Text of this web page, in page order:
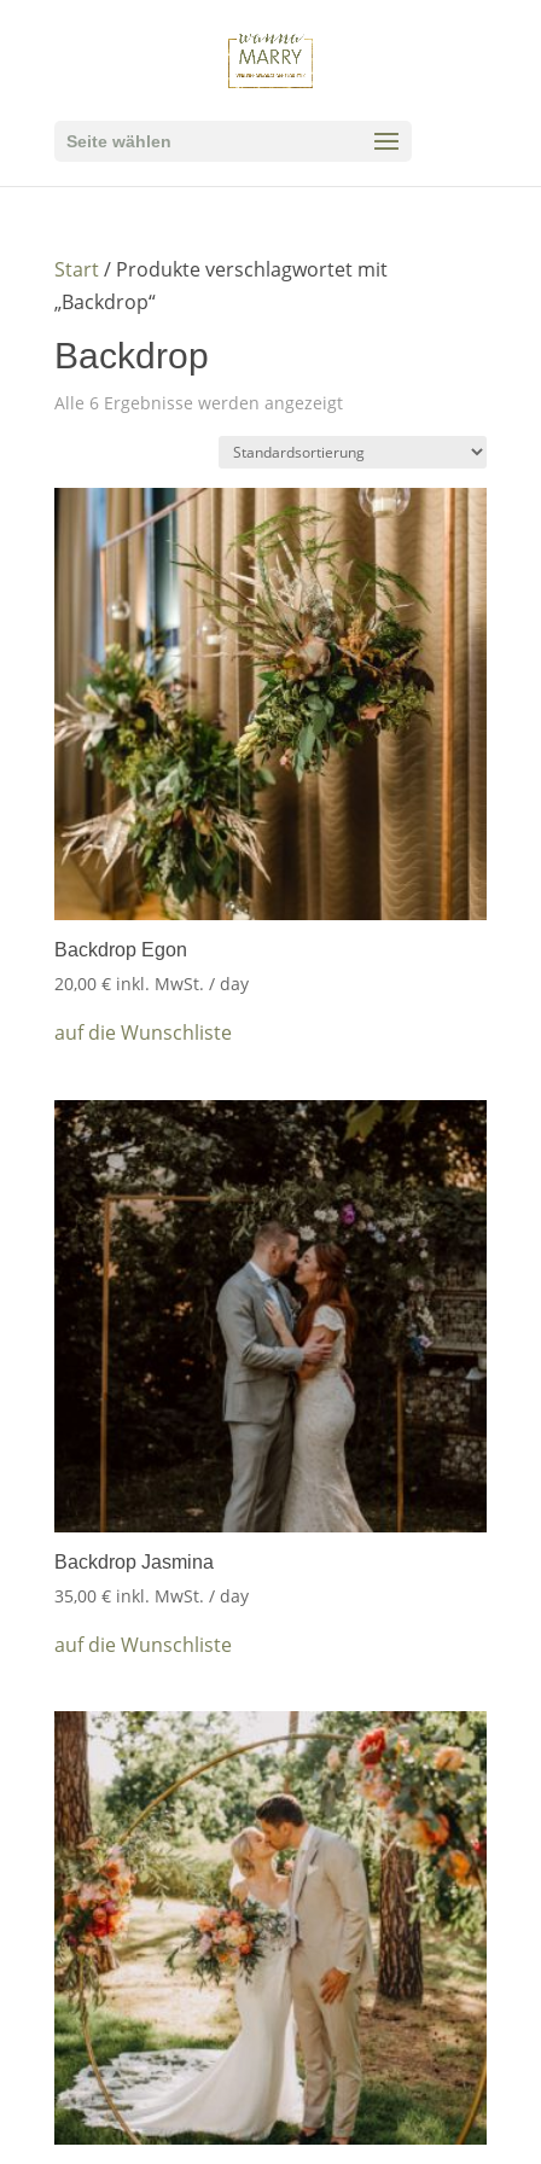
Seite wählen
Start/ Produkte verschlagwortet mit
„Backdrop“
Backdrop
Alle 6 Ergebnisse werden angezeigt
Backdrop Egon
20,00 € inkl. MwSt. / day
auf die Wunschliste
Backdrop Jasmina
35,00 € inkl. MwSt. / day
auf die Wunschliste